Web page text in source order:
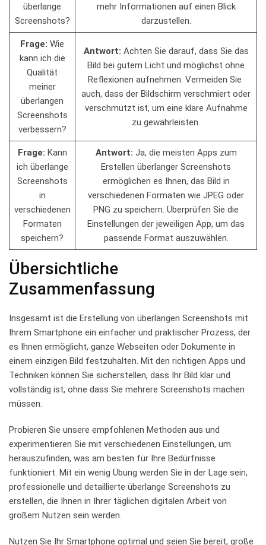
überlange⁣
Screenshots?
mehr Informationen auf einen Blick
darzustellen.
Frage: Wie
kann ich die
‍Qualität
‌meiner​
überlangen
Screenshots
verbessern?
Antwort: Achten Sie darauf, ​dass Sie das
⁢Bild bei gutem Licht⁣ und möglichst ohne
Reflexionen‌ aufnehmen. Vermeiden Sie ​
auch, dass der Bildschirm verschmiert oder
verschmutzt ist, um eine klare Aufnahme
zu ⁤gewährleisten.
Frage: ‍Kann
ich überlange
Screenshots
in
verschiedenen
Formaten
speichern?
Antwort: ⁤Ja,⁣ die meisten ⁢Apps zum
Erstellen überlanger ⁢Screenshots
ermöglichen es Ihnen, das Bild in
verschiedenen⁢ Formaten wie JPEG oder
PNG zu⁢ speichern. Überprüfen Sie die
Einstellungen der jeweiligen ‌App, um das
⁢passende Format auszuwählen.
Übersichtliche
Zusammenfassung
Insgesamt ist die Erstellung von überlangen Screenshots mit
Ihrem ‍Smartphone ein einfacher und praktischer Prozess, der
es ⁤Ihnen ‌ermöglicht, ganze Webseiten⁣ oder‍ Dokumente in
‌einem einzigen Bild‍ festzuhalten. Mit ‍den richtigen Apps und
Techniken ‌können Sie⁢ sicherstellen, dass Ihr Bild klar und
vollständig​ ist, ohne​ dass Sie mehrere ⁣Screenshots⁤ machen⁢
müssen.
Probieren Sie unsere empfohlenen Methoden aus und
experimentieren Sie mit verschiedenen Einstellungen, um
herauszufinden, was am besten‌ für Ihre Bedürfnisse
funktioniert. ⁣Mit ein wenig Übung ​werden Sie in der Lage sein,
professionelle und ​detaillierte überlange Screenshots zu
erstellen, die‍ Ihnen in ⁣Ihrer täglichen digitalen​ Arbeit von
großem ⁣Nutzen sein werden.
Nutzen​ Sie Ihr Smartphone ⁢optimal und seien⁣ Sie bereit, ⁣große